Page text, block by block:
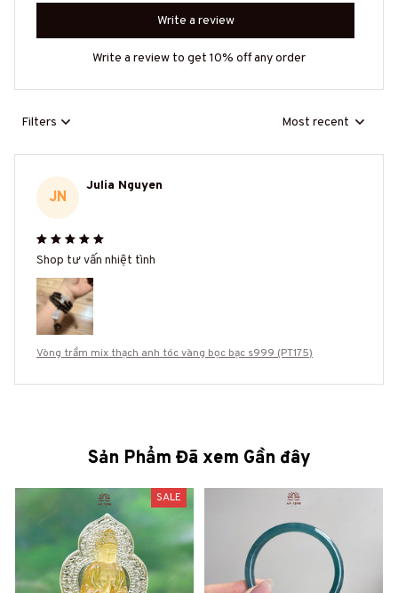
Write a review
Write a review to get 10% off any order
Filters Most recent
JN
Julia Nguyen
Shop tư vấn nhiệt tình
Vòng trầm mix thạch anh tóc vàng bọc bạc s999 (PT175)
Sản Phẩm Đã xem Gần đây
SALE